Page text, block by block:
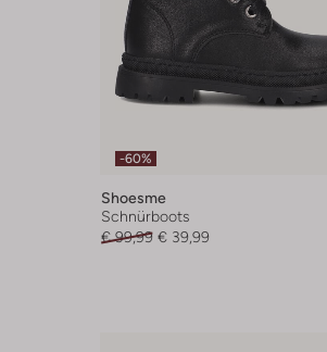
-60%
Shoesme
Schnürboots
€ 99,99 € 39,99